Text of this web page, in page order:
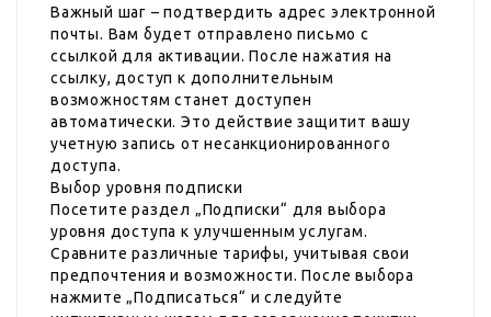
Важный шаг – подтвердить адрес электронной
почты. Вам будет отправлено письмо с
ссылкой для активации. После нажатия на
ссылку, доступ к дополнительным
возможностям станет доступен
автоматически. Это действие защитит вашу
учетную запись от несанкционированного
доступа.
Выбор уровня подписки
Посетите раздел „Подписки“ для выбора
уровня доступа к улучшенным услугам.
Сравните различные тарифы, учитывая свои
предпочтения и возможности. После выбора
нажмите „Подписаться“ и следуйте